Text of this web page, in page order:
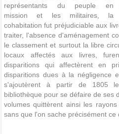
représentants du peuple en
mission et les militaires, la
cohabitation fut préjudiciable aux
traiter, l'absence d'aménagement
le classement et surtout la libre
locaux affectés aux livres,
disparitions qui affectèrent en
disparitions dues à la négligence
s'ajoutèrent à partir de 1805
bibliothèque pour se défaire de ses
volumes quittèrent ainsi les
sans que l'on sache précisément ce